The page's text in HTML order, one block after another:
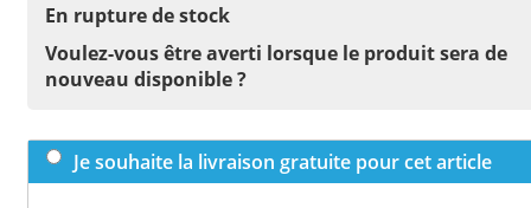
En rupture de stock
Voulez-vous être averti lorsque le produit sera de
nouveau disponible ?
Je souhaite la livraison gratuite pour cet article